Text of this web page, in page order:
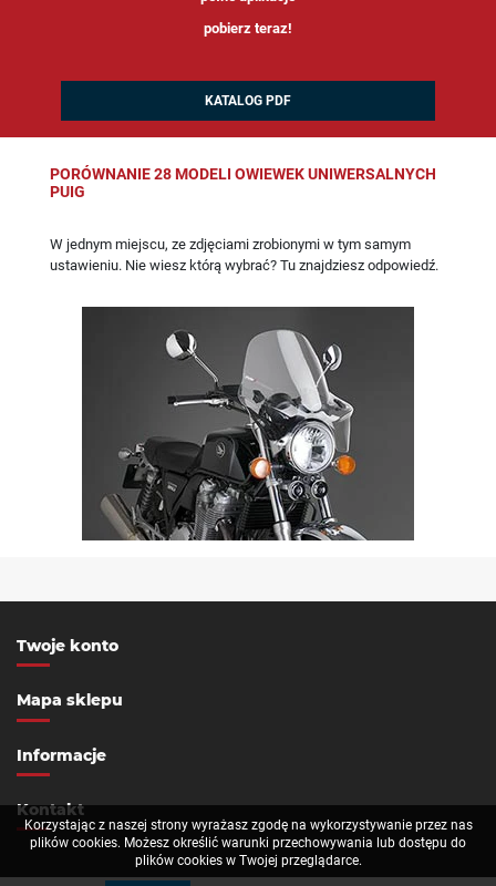
pobierz teraz!
KATALOG PDF
PORÓWNANIE 28 MODELI OWIEWEK UNIWERSALNYCH
PUIG
W jednym miejscu, ze zdjęciami zrobionymi w tym samym
ustawieniu. Nie wiesz którą wybrać? Tu znajdziesz odpowiedź.
Twoje konto
Mapa sklepu
Informacje
Kontakt
Korzystając z naszej strony wyrażasz zgodę na wykorzystywanie przez nas
plików cookies. Możesz określić warunki przechowywania lub dostępu do
plików cookies w Twojej przeglądarce.